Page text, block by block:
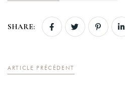
SHARE:
ARTICLE PRÉCÉDENT
Login